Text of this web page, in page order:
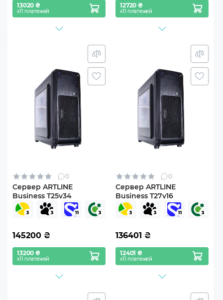
13020 ₴
х11 платежей
12720 ₴
х11 платежей
0
Сервер ARTLINE
Business T25v34
145200 ₴
13200 ₴
х11 платежей
0
Сервер ARTLINE
Business T27v16
136401 ₴
12401 ₴
х11 платежей